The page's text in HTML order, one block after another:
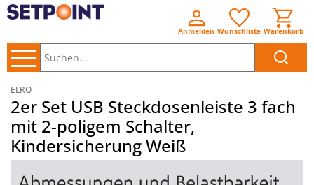
Anmelden Wunschliste Warenkorb
ELRO
2er Set USB Steckdosenleiste 3 fach
mit 2-poligem Schalter,
Kindersicherung Weiß